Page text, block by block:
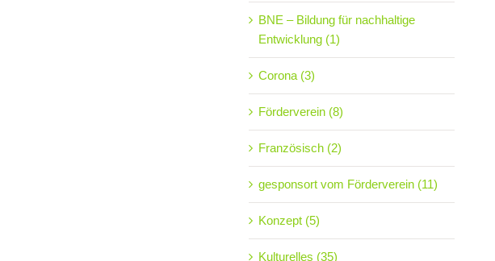
BNE – Bildung für nachhaltige
Entwicklung (1)
Corona (3)
Förderverein (8)
Französisch (2)
gesponsort vom Förderverein (11)
Konzept (5)
Kulturelles (35)